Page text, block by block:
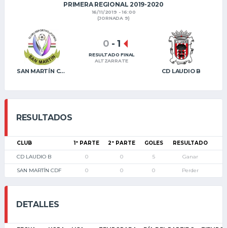
PRIMERA REGIONAL 2019-2020
16/11/2019 - 16:00
(JORNADA 9)
SAN MARTÍN CDF CD LAUDIO B
0 - 1
RESULTADO FINAL
ALTZARRATE
RESULTADOS
CLUB 1ª PARTE 2ª PARTE GOLES RESULTADO
CD LAUDIO B 0 0 5 Ganar
SAN MARTÍN CDF 0 0 0 Perder
DETALLES